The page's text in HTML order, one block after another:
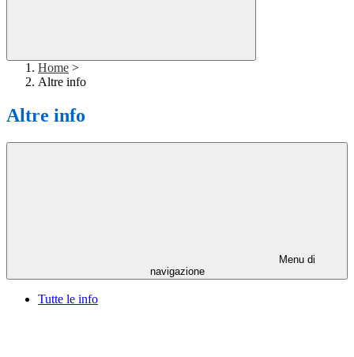
Home >
Altre info
Altre info
Menu di
navigazione
Tutte le info